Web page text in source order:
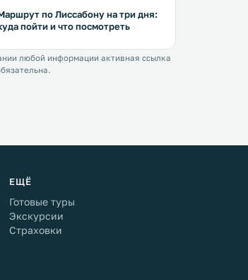
по Лиссабону на три дня:
пойти и что посмотреть
любой информации активная ссылка
ЕЩЁ
Готовые туры
Экскурсии
Страховки